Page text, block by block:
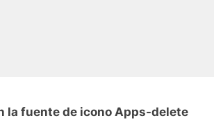
la fuente de icono Apps-delete